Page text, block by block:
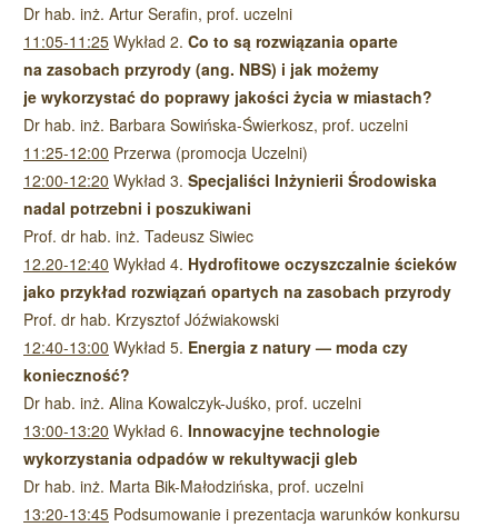
Dr hab. inż. Artur Serafin, prof. uczelni
11:05-11:25 Wykład 2. Co to są rozwiązania oparte
na zasobach przyrody (ang. NBS) i jak możemy
je wykorzystać do poprawy jakości życia w miastach?
Dr hab. inż. Barbara Sowińska-Świerkosz, prof. uczelni
11:25-12:00 Przerwa (promocja Uczelni)
12:00-12:20 Wykład 3. Specjaliści Inżynierii Środowiska
nadal potrzebni i poszukiwani
Prof. dr hab. inż. Tadeusz Siwiec
12.20-12:40 Wykład 4. Hydrofitowe oczyszczalnie ścieków
jako przykład rozwiązań opartych na zasobach przyrody
Prof. dr hab. Krzysztof Jóźwiakowski
12:40-13:00 Wykład 5. Energia z natury — moda czy
konieczność?
Dr hab. inż. Alina Kowalczyk-Juśko, prof. uczelni
13:00-13:20 Wykład 6. Innowacyjne technologie
wykorzystania odpadów w rekultywacji gleb
Dr hab. inż. Marta Bik-Małodzińska, prof. uczelni
13:20-13:45 Podsumowanie i prezentacja warunków konkursu